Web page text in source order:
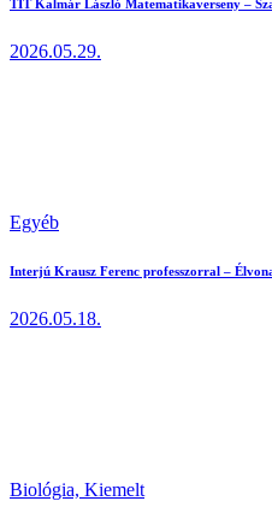
TIT Kalmár László Matematikaverseny –
2026.05.29.
Egyéb
Interjú Krausz Ferenc professzorral –
2026.05.18.
Biológia, Kiemelt